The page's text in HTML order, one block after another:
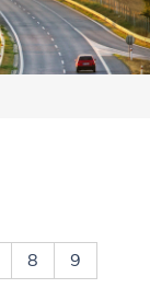
8
9